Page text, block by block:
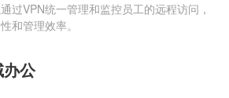
过VPN统一管理和监控员工的远程访问，
和管理效率。
公